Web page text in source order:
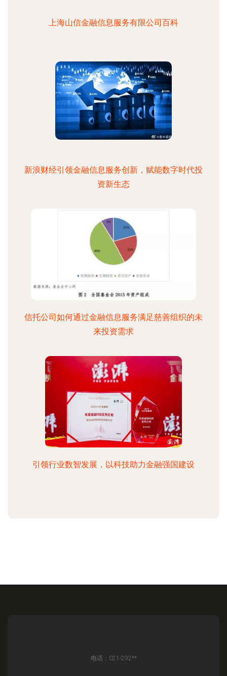
上海山信金融信息服务有限公司百科
新浪财经引领金融信息服务创新，赋能数字时代投
资新生态
信托公司如何通过金融信息服务满足慈善组织的未
来投资需求
引领行业数智发展，以科技助力金融强国建设
电话：021-292**